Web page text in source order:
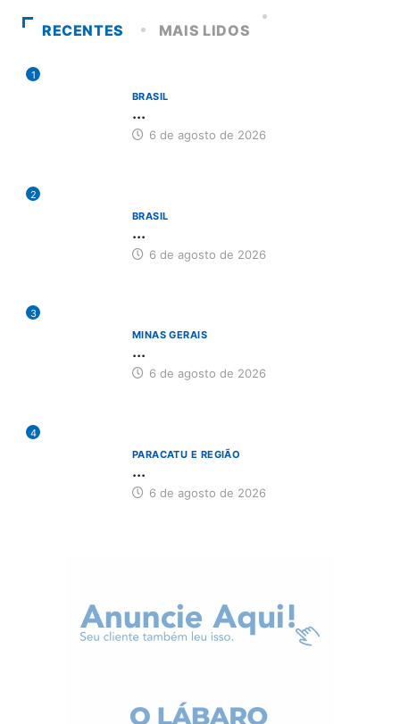
RECENTES MAIS LIDOS
1
BRASIL
...
6 de agosto de 2026
2
BRASIL
...
6 de agosto de 2026
3
MINAS GERAIS
...
6 de agosto de 2026
4
PARACATU E REGIÃO
...
6 de agosto de 2026